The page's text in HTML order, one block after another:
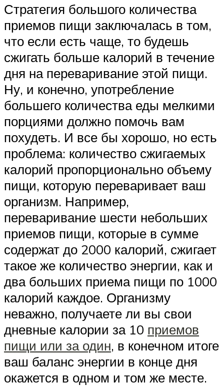
Стратегия большого количества
приемов пищи заключалась в том,
что если есть чаще, то будешь
сжигать больше калорий в течение
дня на переваривание этой пищи.
Ну, и конечно, употребление
большего количества еды мелкими
порциями должно помочь вам
похудеть. И все бы хорошо, но есть
проблема: количество сжигаемых
калорий пропорционально объему
пищи, которую переваривает ваш
организм. Например,
переваривание шести небольших
приемов пищи, которые в сумме
содержат до 2000 калорий, сжигает
такое же количество энергии, как и
два больших приема пищи по 1000
калорий каждое. Организму
неважно, получаете ли вы свои
дневные калории за 10 приемов
пищи или за один, в конечном итоге
ваш баланс энергии в конце дня
окажется в одном и том же месте.